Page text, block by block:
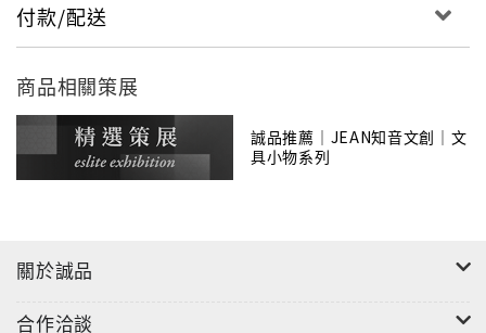
付款/配送
商品相關策展
誠品推薦｜JEAN知音文創｜文
具小物系列
關於誠品
合作洽談